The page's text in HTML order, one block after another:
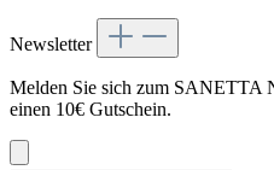
Newsletter
Melden Sie sich zum SANETTA
einen 10€ Gutschein.